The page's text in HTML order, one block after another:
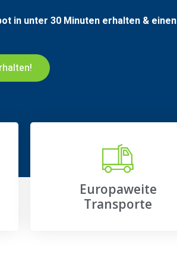
in unter 30 Minuten erhalten & einen
Europaweite
Transporte